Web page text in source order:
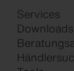
Services
Downloads